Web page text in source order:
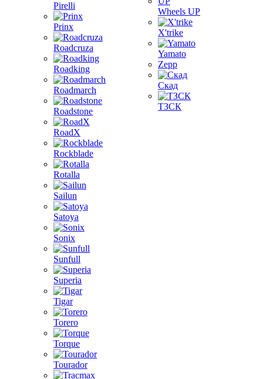
Pirelli
Prinx
Roadcruza
Roadking
Roadmarch
Roadstone
RoadX
Rockblade
Rotalla
Sailun
Satoya
Sonix
Sunfull
Superia
Tigar
Torero
Torque
Tourador
Wheels UP
X'trike
Yamato
Zepp
Скад
ТЗСК